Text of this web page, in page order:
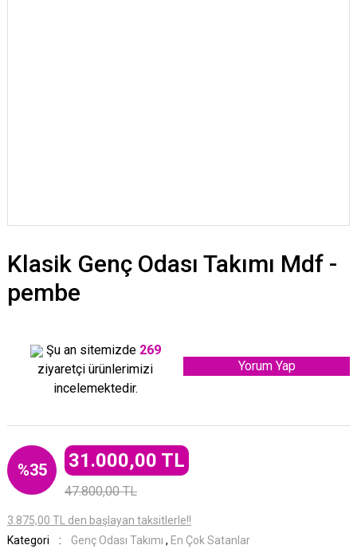
Klasik Genç Odası Takımı Mdf -
pembe
Şu an sitemizde 269
ziyaretçi ürünlerimizi
incelemektedir.
Yorum Yap
%35 31.000,00 TL
47.800,00 TL
3.875,00 TL den başlayan taksitlerle!!
Kategori
Genç Odası Takımı , En Çok Satanlar